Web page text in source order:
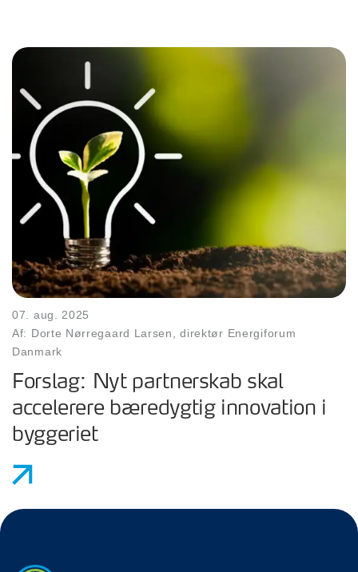
07. aug. 2025
Af: Dorte Nørregaard Larsen, direktør Energiforum
Danmark
Forslag: Nyt partnerskab skal
accelerere bæredygtig innovation i
byggeriet